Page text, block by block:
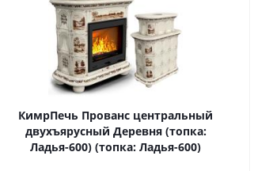
КимрПечь Прованс центральный
двухъярусный Деревня (топка:
Ладья-600) (топка: Ладья-600)